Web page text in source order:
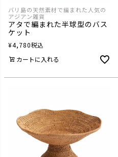
バリ島の天然素材で編まれた人気の
アジアン雑貨
アタで編まれた半球型のバス
ケット
¥4,780税込
カートに入れる